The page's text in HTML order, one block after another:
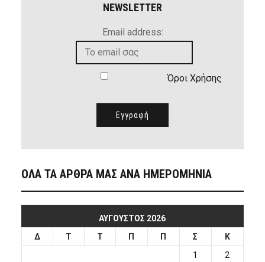
NEWSLETTER
Email address:
Όροι Χρήσης
ΟΛΑ ΤΑ ΑΡΘΡΑ ΜΑΣ ΑΝΑ ΗΜΕΡΟΜΗΝΙΑ
ΑΎΓΟΥΣΤΟΣ 2026
Δ
Τ Τ Π Π Σ
Κ
1
2